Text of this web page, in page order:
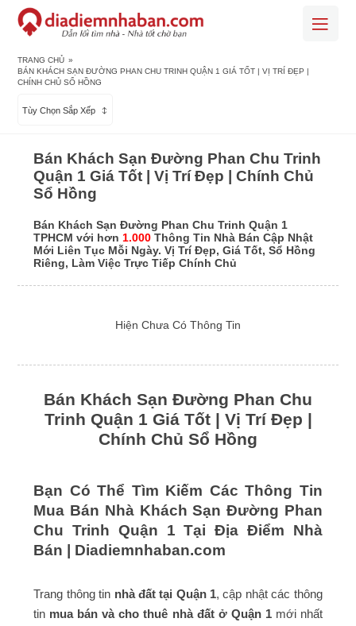
TRANG CHỦ »
BÁN KHÁCH SẠN ĐƯỜNG PHAN CHU TRINH QUẬN 1 GIÁ TỐT | VỊ TRÍ ĐẸP |
CHÍNH CHỦ SỔ HỒNG
Tùy Chọn Sắp Xếp
Bán Khách Sạn Đường Phan Chu Trinh
Quận 1 Giá Tốt | Vị Trí Đẹp | Chính Chủ
Sổ Hồng
Bán Khách Sạn Đường Phan Chu Trinh Quận 1
TPHCM với hơn1.000 Thông Tin Nhà Bán Cập Nhật
Mới Liên Tục Mỗi Ngày. Vị Trí Đẹp, Giá Tốt, Sổ Hồng
Riêng, Làm Việc Trực Tiếp Chính Chủ
Hiện Chưa Có Thông Tin
Bán Khách Sạn Đường Phan Chu
Trinh Quận 1 Giá Tốt | Vị Trí Đẹp |
Chính Chủ Sổ Hồng
Bạn Có Thể Tìm Kiếm Các Thông Tin
Mua Bán Nhà Khách Sạn Đường Phan
Chu Trinh Quận 1 Tại Địa Điểm Nhà
Bán | Diadiemnhaban.com
Trang thông tin nhà đất tại Quận 1, cập nhật các thông
tin mua bán và cho thuê nhà đất ở Quận 1mới nhất